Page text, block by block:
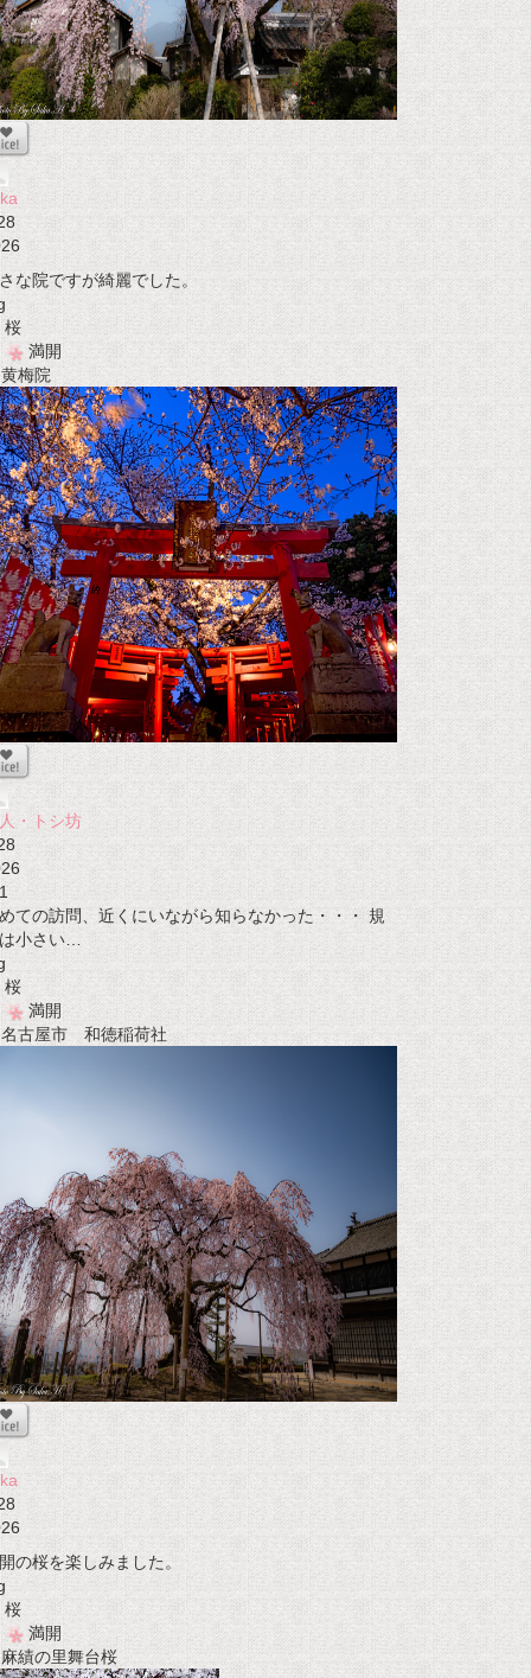
な院ですが綺麗でした。
桜
満開
梅院
・トシ坊
1
ての訪問、近くにいながら知らなかった・・・ 規
小さい…
桜
満開
古屋市 和徳稲荷社
の桜を楽しみました。
桜
満開
績の里舞台桜